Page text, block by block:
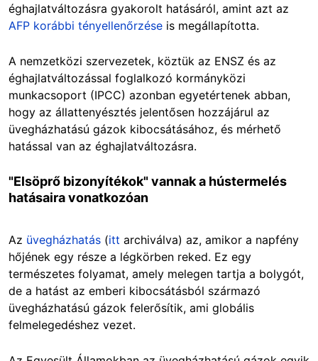
éghajlatváltozásra gyakorolt hatásáról, amint azt az
AFP korábbi tényellenőrzése is megállapította.
A nemzetközi szervezetek, köztük az ENSZ és az
éghajlatváltozással foglalkozó kormányközi
munkacsoport (IPCC) azonban egyetértenek abban,
hogy az állattenyésztés jelentősen hozzájárul az
üvegházhatású gázok kibocsátásához, és mérhető
hatással van az éghajlatváltozásra.
"Elsöprő bizonyítékok" vannak a hústermelés
hatásaira vonatkozóan
Az üvegházhatás (itt archiválva) az, amikor a napfény
hőjének egy része a légkörben reked. Ez egy
természetes folyamat, amely melegen tartja a bolygót,
de a hatást az emberi kibocsátásból származó
üvegházhatású gázok felerősítik, ami globális
felmelegedéshez vezet.